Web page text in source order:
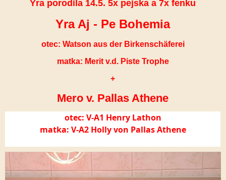
Yra porodila 14.5. 5x pejska a 7x fenku
Yra Aj - Pe Bohemia
otec: Watson aus der Birkenschäferei
matka: Merit v.d. Piste Trophe
+
Mero v. Pallas Athene
otec: V-A1 Henry Lathon
matka: V-A2 Holly von Pallas Athene